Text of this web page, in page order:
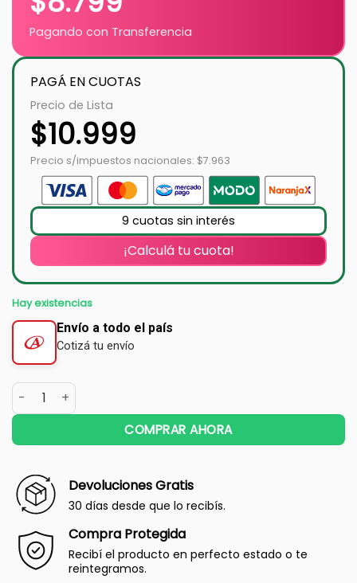
Pagando con Transferencia
PAGÁ EN CUOTAS
Precio de Lista
$10.999
Precio s/impuestos nacionales: $7.963
9 cuotas sin interés
¡Calculá tu cuota!
Hay existencias
Envío a todo el país
Cotizá tu envío
COMPRAR AHORA
Devoluciones Gratis
30 días desde que lo recibís.
Compra Protegida
Recibí el producto en perfecto estado o te
reintegramos.